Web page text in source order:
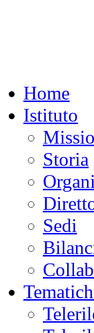
Home
Istituto
Storia
Sedi